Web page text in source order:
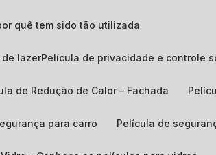
quê tem sido tão utilizada
lazerPelícula de privacidade e controle
de Redução de Calor – Fachada
para carro Película de